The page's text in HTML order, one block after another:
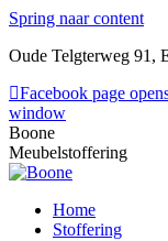
Spring naar content
Oude Telgterweg 91,
Facebook page
window
Boone
Meubelstoffering
Home
Stoffering